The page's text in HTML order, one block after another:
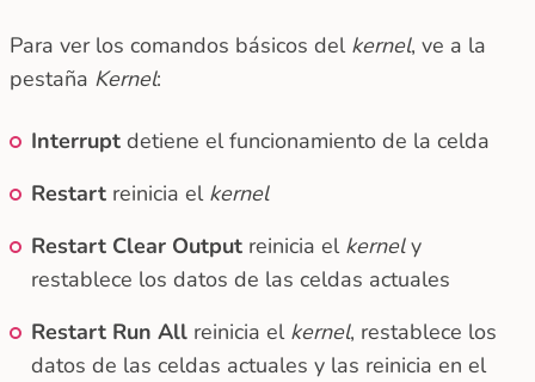
Para ver los comandos básicos del kernel, ve a la
pestaña Kernel:
Interrupt detiene el funcionamiento de la celda
Restart reinicia el kernel
Restart Clear Output reinicia el kernely
restablece los datos de las celdas actuales
Restart Run All reinicia el kernel, restablece los
datos de las celdas actuales y las reinicia en el